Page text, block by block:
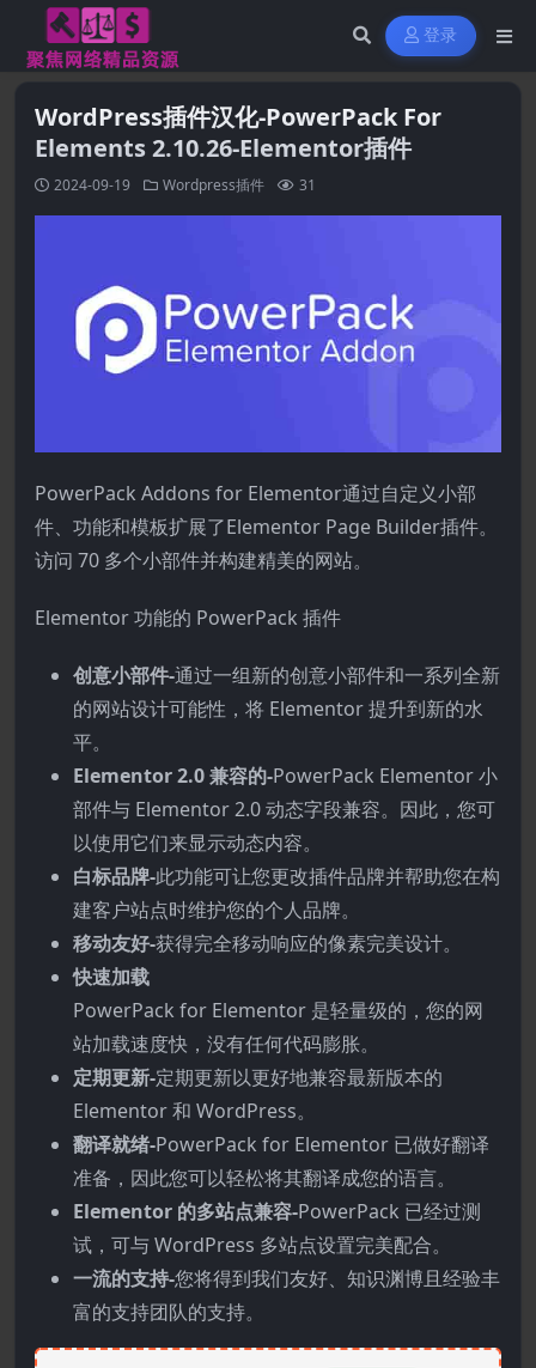
登录
WordPress插件汉化-PowerPack For
Elements 2.10.26-Elementor插件
2024-09-19 Wordpress插件 31
PowerPack Addons for Elementor通过自定义小部
件、功能和模板扩展了Elementor Page Builder插件。
访问 7​​0 多个小部件并构建精美的网站。
Elementor 功能的 PowerPack 插件
创意小部件-通过一组新的创意小部件和一系列全新
的网站设计可能性，将 Elementor 提升到新的水
平。
Elementor 2.0 兼容的-PowerPack Elementor 小
部件与 Elementor 2.0 动态字段兼容。因此，您可
以使用它们来显示动态内容。
白标品牌-此功能可让您更改插件品牌并帮助您在构
建客户站点时维护您的个人品牌。
移动友好-获得完全移动响应的像素完美设计。
快速加载
PowerPack for Elementor 是轻量级的，您的网
站加载速度快，没​​有任何代码膨胀。
定期更新-定期更新以更好地兼容最新版本的
Elementor 和 WordPress。
翻译就绪-PowerPack for Elementor 已做好翻译
准备，因此您可以轻松将其翻译成您的语言。
Elementor 的多站点兼容-PowerPack 已经过测
试，可与 WordPress 多站点设置完美配合。
一流的支持-您将得到我们友好、知识渊博且经验丰
富的支持团队的支持。